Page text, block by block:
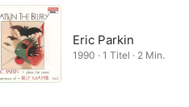
Eric Parkin
1990 · 1 Titel · 2 Min.